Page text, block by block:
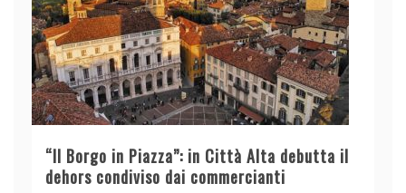
“Il Borgo in Piazza”: in Città Alta debutta il
dehors condiviso dai commercianti